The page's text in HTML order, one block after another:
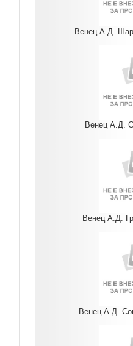
Венец А.Д.
Венец А.Д.
Венец А.Д.
Венец А.Д.